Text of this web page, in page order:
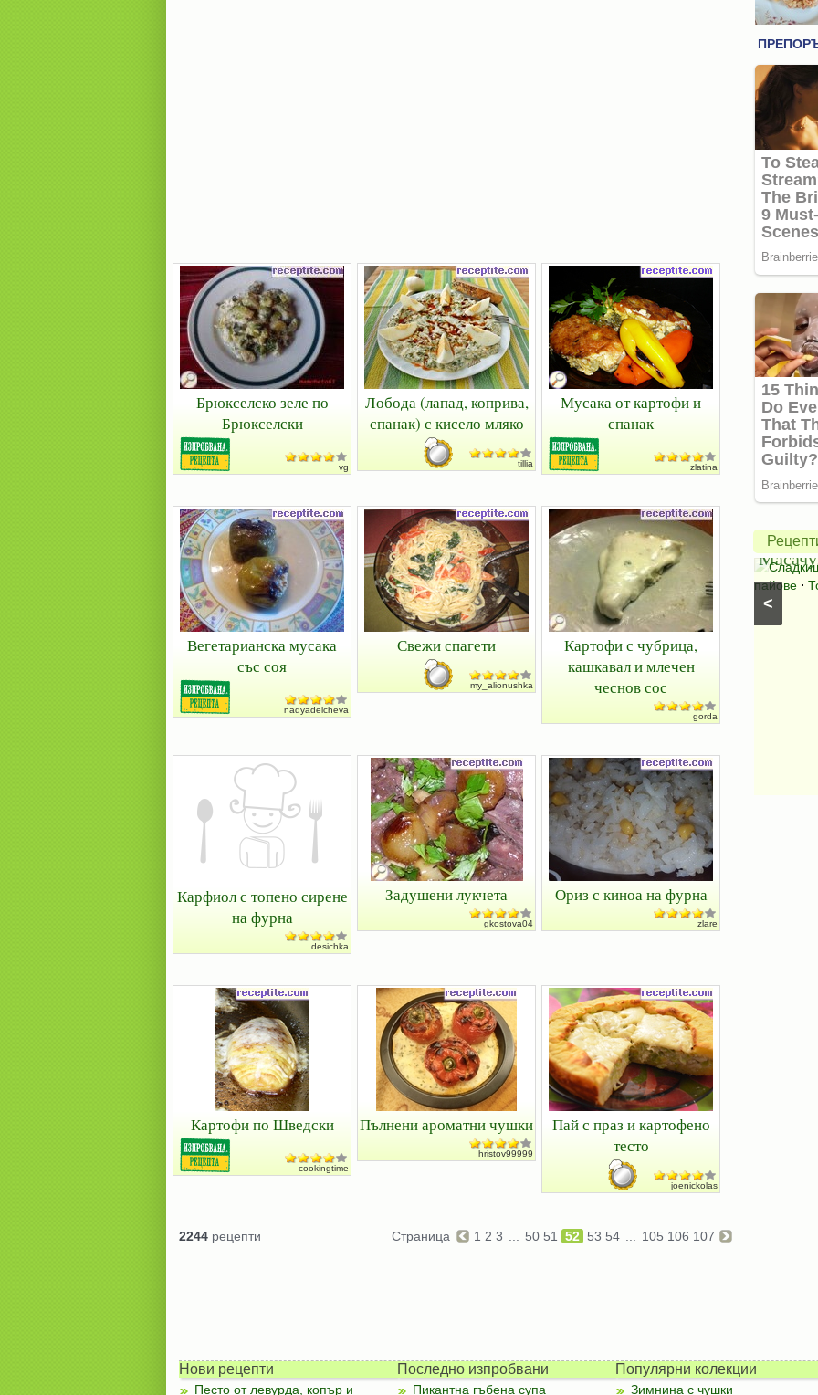
Брюкселско зеле по
Брюкселски
vg
Лобода (лапад, коприва,
спанак) с кисело мляко
tillia
Мусака от картофи и
спанак
zlatina
Вегетарианска мусака
със соя
nadyadelcheva
Свежи спагети
my_alionushka
Картофи с чубрица,
кашкавал и млечен
чеснов сос
gorda
Карфиол с топено сирене
на фурна
desichka
Задушени лукчета
gkostova04
Ориз с киноа на фурна
zlare
Картофи по Шведски
cookingtime
Пълнени ароматни чушки
hristov99999
Пай с праз и картофено
тесто
joenickolas
2244 рецепти Страница 1 2 3 50 51 52 53 54 105 106 107
<
Салата
Букет
Салати с краставици ⋅Салати без месо⋅
Салати със спанак
Салати с марули (зелени
салати)
пай
от
пайове ⋅
Нови рецепти
Песто от левурда, копър и
Последно изпробвани
Пикантна гъбена супа
Популярни колекции
Зимнина с чушки